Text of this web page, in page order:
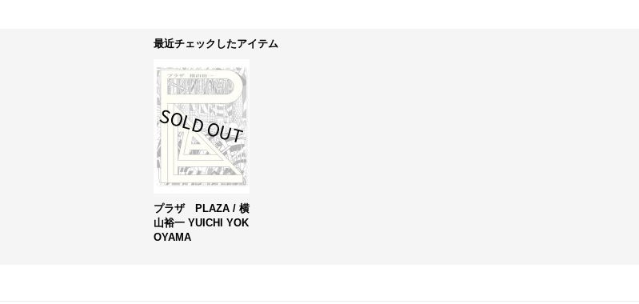
最近チェックしたアイテム
プラザ PLAZA / 横
山裕一 YUICHI YOK
OYAMA